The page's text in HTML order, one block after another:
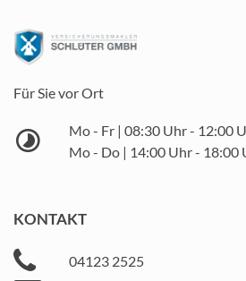
Für Sie vor Ort
Mo - Fr | 08:30 Uhr - 12:00
Mo - Do | 14:00 Uhr - 18:00
KONTAKT
04123 2525